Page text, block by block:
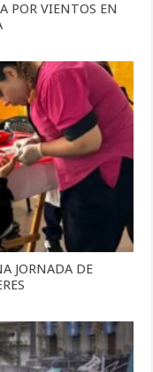
POR VIENTOS EN
JORNADA DE